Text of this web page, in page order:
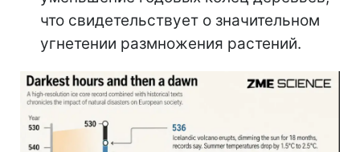
что свидетельствует о значительном
угнетении размножения растений.